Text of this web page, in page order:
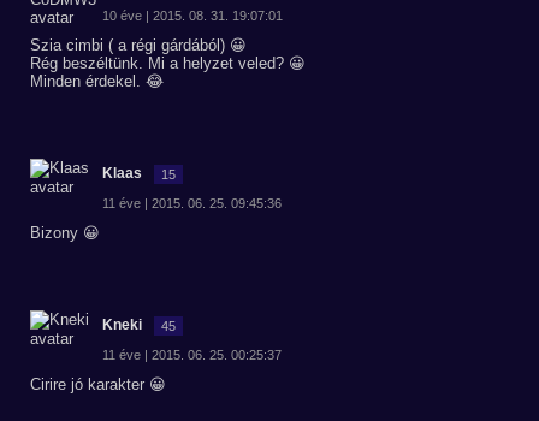
10 éve | 2015. 08. 31. 19:07:01
Szia cimbi ( a régi gárdából) 😀
Rég beszéltünk. Mi a helyzet veled? 😀
Minden érdekel. 😂
Klaas 15
11 éve | 2015. 06. 25. 09:45:36
Bizony 😀
Kneki 45
11 éve | 2015. 06. 25. 00:25:37
Cirire jó karakter 😀